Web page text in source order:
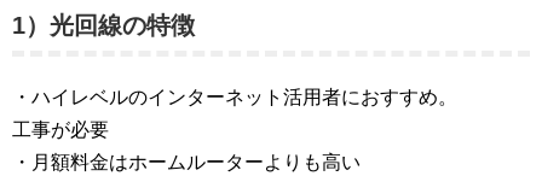
1）光回線の特徴
・ハイレベルのインターネット活用者におすすめ。
工事が必要
・月額料金はホームルーターよりも高い